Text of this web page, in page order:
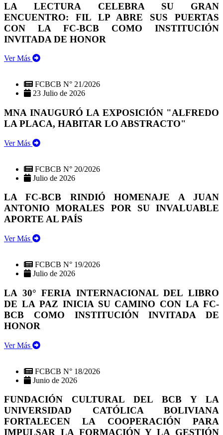
LA LECTURA CELEBRA SU GRAN
ENCUENTRO: FIL LP ABRE SUS PUERTAS
CON LA FC-BCB COMO INSTITUCIÓN
INVITADA DE HONOR
Ver Más
FCBCB N° 21/2026
23 Julio de 2026
MNA INAUGURÓ LA EXPOSICIÓN "ALFREDO
LA PLACA, HABITAR LO ABSTRACTO"
Ver Más
FCBCB N° 20/2026
Julio de 2026
LA FC-BCB RINDIÓ HOMENAJE A JUAN
ANTONIO MORALES POR SU INVALUABLE
APORTE AL PAÍS
Ver Más
FCBCB N° 19/2026
Julio de 2026
LA 30° FERIA INTERNACIONAL DEL LIBRO
DE LA PAZ INICIA SU CAMINO CON LA FC-
BCB COMO INSTITUCIÓN INVITADA DE
HONOR
Ver Más
FCBCB N° 18/2026
Junio de 2026
FUNDACIÓN CULTURAL DEL BCB Y LA
UNIVERSIDAD CATÓLICA BOLIVIANA
FORTALECEN LA COOPERACIÓN PARA
IMPULSAR LA FORMACIÓN Y LA GESTIÓN